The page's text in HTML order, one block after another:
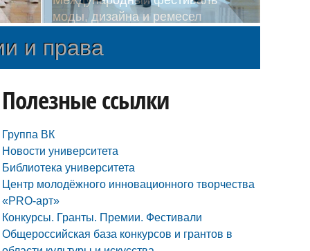
и права
Полезные ссылки
Группа ВК
Новости университета
Библиотека университета
Центр молодёжного инновационного творчества
«PRO-арт»
Конкурсы. Гранты. Премии. Фестивали
Общероссийская база конкурсов и грантов в